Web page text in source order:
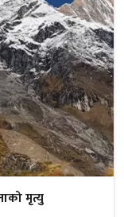
मृत्यु